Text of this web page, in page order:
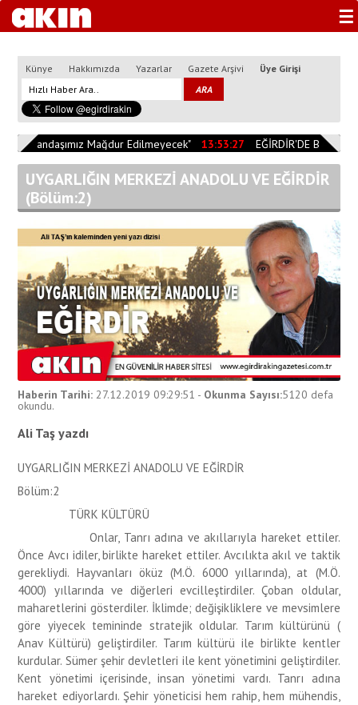
☰
Künye Hakkımızda Yazarlar Gazete Arşivi Üye Girişi
"Vatandaşımız Mağdur Edilmeyecek" 13:53:27 EĞİRDİR'DE
UYGARLIĞIN MERKEZİ ANADOLU VE EĞİRDİR
(Bölüm:2)
Haberin Tarihi: 27.12.2019 09:29:51 - Okunma Sayısı:5120 defa
okundu.
Ali Taş yazdı
UYGARLIĞIN MERKEZİ ANADOLU VE EĞİRDİR
Bölüm:2
TÜRK KÜLTÜRÜ
Onlar, Tanrı adına ve akıllarıyla hareket ettiler.
Önce Avcı idiler, birlikte hareket ettiler. Avcılıkta akıl ve taktik
gerekliydi. Hayvanları öküz (M.Ö. 6000 yıllarında), at (M.Ö.
4000) yıllarında ve diğerleri evcilleştirdiler. Çoban oldular,
maharetlerini gösterdiler. İklimde; değişikliklere ve mevsimlere
göre yiyecek temininde stratejik oldular. Tarım kültürünü (
Anav Kültürü) geliştirdiler. Tarım kültürü ile birlikte kentler
kurdular. Sümer şehir devletleri ile kent yönetimini geliştirdiler.
Kent yönetimi içerisinde, insan yönetimi vardı. Tanrı adına
hareket ediyorlardı. Şehir yöneticisi hem rahip, hem mühendis,